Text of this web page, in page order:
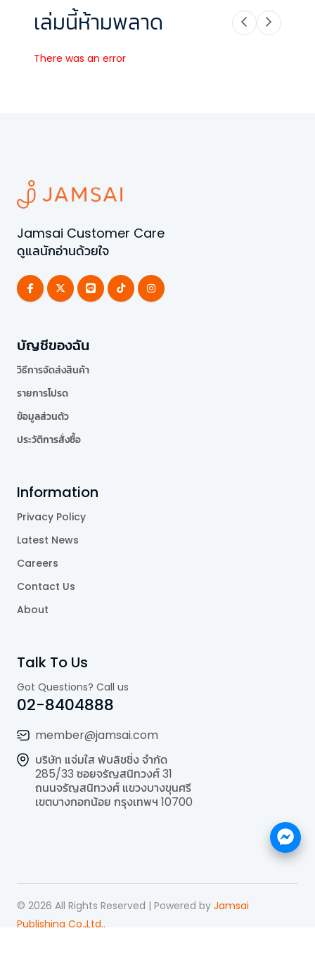
เล่มนี้ห้ามพลาด
There was an error
Jamsai Customer Care
ดูแลนักอ่านด้วยใจ
บัญชีของฉัน
วิธีการจัดส่งสินค้า
รายการโปรด
ข้อมูลส่วนตัว
ประวัติการสั่งซื้อ
Information
Privacy Policy
Latest News
Careers
Contact Us
About
Talk To Us
Got Questions? Call us
02-8404888
member@jamsai.com
บริษัท แจ่มใส พับลิชชิ่ง จำกัด
285/33 ซอยจรัญสนิทวงศ์ 31
ถนนจรัญสนิทวงศ์ แขวงบางขุนศรี
เขตบางกอกน้อย กรุงเทพฯ 10700
© 2026 All Rights Reserved | Powered by Jamsai
Publishing Co.,Ltd..